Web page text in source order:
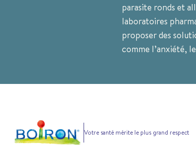
parasite ronds et
laboratoires
proposer des
comme l’anxiété,
Votre santé mérite le plus grand respect